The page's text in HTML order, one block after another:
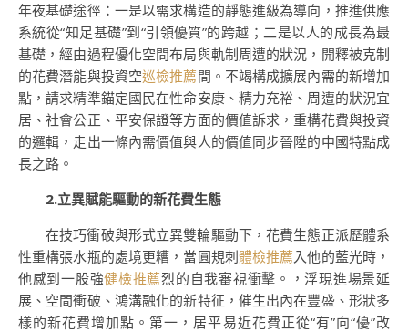
年夜基礎途徑：一是以需求構造的靜態進級為導向，推進供應
系統從“知足基礎”到“引領優質”的跨越；二是以人的成長為最
基礎，經由過程優化空間布局與軌制周遭的狀況，開釋被克制
的花費潛能與投資空巡檢推薦間。不竭構成擴展內需的新增加
點，請求精準錨定國民在性命安康、精力充裕、周遭的狀況宜
居、社會公正、平安保證等方面的價值訴求，重構花費與投資
的邏輯，走出一條內需價值與人的價值同步晉陞的中國特點成
長之路。
2.立異賦能驅動的新花費生態
在技巧衝破與形式立異雙輪驅動下，花費生態正派歷體系
性重構張水瓶的處境更糟，當圓規刺體檢推薦入他的藍光時，
他感到一股強健檢推薦烈的自我審視衝擊。，浮現進場景延
展、空間衝破、鴻溝融化的新特征，催生出內在豐盛、形狀多
樣的新花費增加點。第一，居平易近花費正從“有”向“優”改